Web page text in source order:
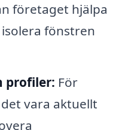
företaget hjälpa
fönstren
profiler: För
vara aktuellt